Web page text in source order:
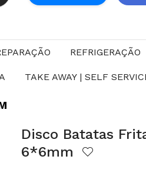
REFRIGERAÇÃO
TAKE AWAY | SELF
Disco Batatas
6*6mm